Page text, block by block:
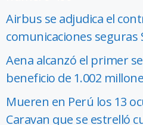
Airbus se adjudica el
comunicaciones seguras
Aena alcanzó el primer
beneficio de 1.002
Mueren en Perú los 13
Caravan que se estrelló